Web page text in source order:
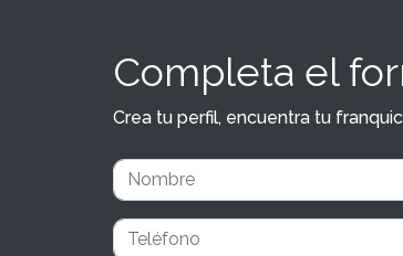
Completa el
Crea tu perfil, encuentra tu